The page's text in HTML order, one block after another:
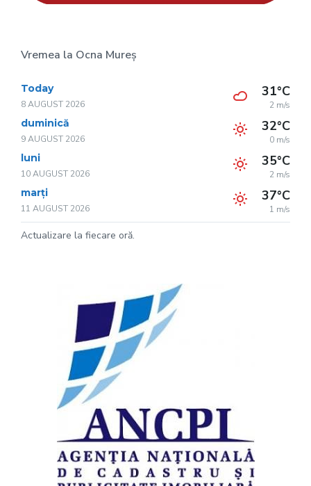
Vremea la Ocna Mureș
Today
8 AUGUST 2026
31°C
2 m/s
duminică
9 AUGUST 2026
32°C
0 m/s
luni
10 AUGUST 2026
35°C
2 m/s
marți
11 AUGUST 2026
37°C
1 m/s
Actualizare la fiecare oră.